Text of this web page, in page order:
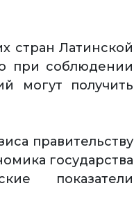
стран Латинской
при соблюдении
могут получить
правительству
государства
показатели